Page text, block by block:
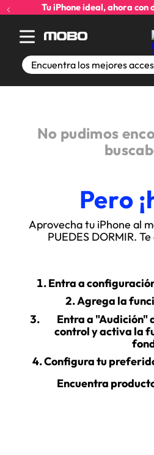
Tu iPhone ideal, ahora con
Encuentra los mejores
No pudimos
Pero
Aprovecha tu iPhone al
PUEDES DORMIR.
Entra a
Agrega la
Entra a "Audición"
control y activa la
Configura tu
Encuentra